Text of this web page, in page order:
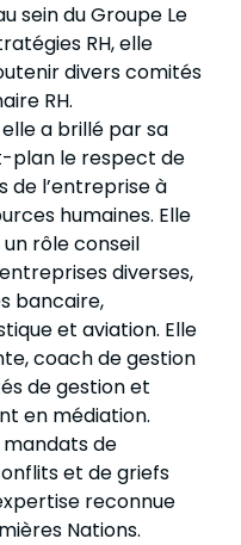
sein du Groupe Le
RH, elle
divers comités
RH.
a brillé par sa
plan le respect de
de l’entreprise à
humaines. Elle
rôle conseil
diverses,
bancaire,
et aviation. Elle
coach de gestion
de gestion et
en médiation.
de
et de griefs
reconnue
Nations.